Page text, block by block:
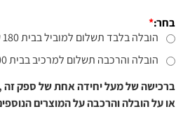
בחר:*
הובלה בלבד תשלום למוביל בבית 180 ש"ח (ליחידה אחת)
הובלה והרכבה תשלום למרכיב בבית 400 ש"ח (ליחידה אחת)
או על הובלה והרכבה על המוצרים הנוספים ( פעם